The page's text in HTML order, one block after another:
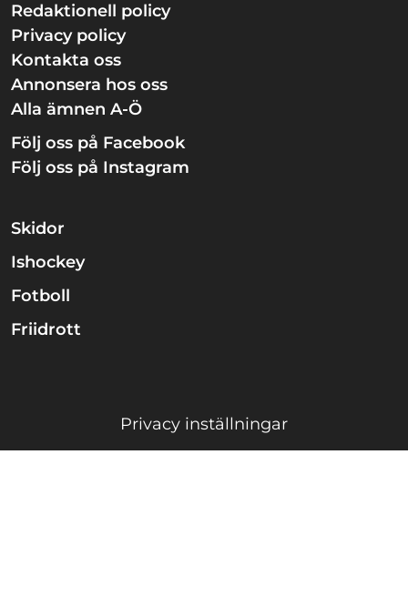
Redaktionell policy
Privacy policy
Kontakta oss
Annonsera hos oss
Alla ämnen A-Ö
Följ oss på Facebook
Följ oss på Instagram
Skidor
Ishockey
Fotboll
Friidrott
Privacy inställningar